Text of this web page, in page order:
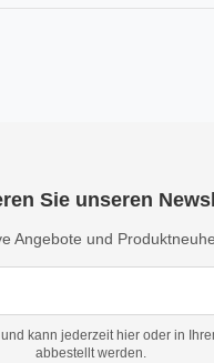
Sie unseren
Angebote und
kann jederzeit hier oder in
abbestellt werden.